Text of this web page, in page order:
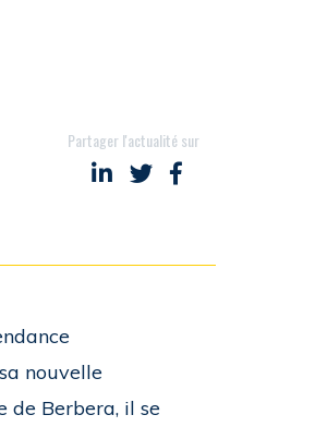
Partager l'actualité sur
Partager sur LinkedIn
Partager sur Twitter
Partager sur
nouvelle
de Berbera, il se